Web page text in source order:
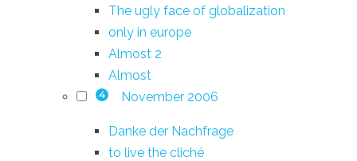
The ugly face of globalization
only in europe
Almost 2
Almost
4 November 2006
Danke der Nachfrage
to live the cliché